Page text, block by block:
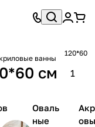
ванны
120*60
см 1
Оваль
ные